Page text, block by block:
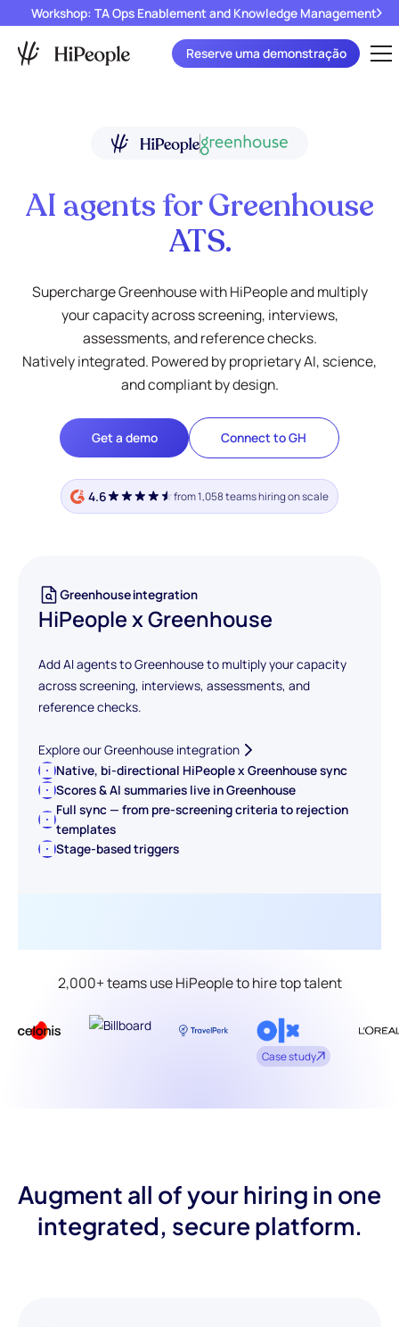
Workshop: TA Ops Enablement and Knowledge Management
Reserve uma demonstração
AI agents for Greenhouse
ATS.
Supercharge Greenhouse with HiPeople and multiply
your capacity across screening, interviews,
assessments, and reference checks.
Natively integrated. Powered by proprietary AI, science,
and compliant by design.
Get a demo Connect to GH
4.6 from 1,058 teams hiring on scale
Greenhouse integration
HiPeople x Greenhouse
Add AI agents to Greenhouse to multiply your capacity
across screening, interviews, assessments, and
reference checks.
Explore our Greenhouse integration
Native, bi-directional HiPeople x Greenhouse sync
Scores & AI summaries live in Greenhouse
Full sync — from pre-screening criteria to rejection
templates
Stage-based triggers
2,000+ teams use HiPeople to hire top talent
Case study
Augment all of your hiring in one
integrated, secure platform.